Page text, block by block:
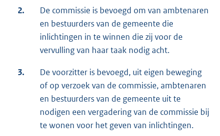
2.
De commissie is bevoegd om van ambtenaren
en bestuurders van de gemeente die
inlichtingen in te winnen die zij voor de
vervulling van haar taak nodig acht.
3.
De voorzitter is bevoegd, uit eigen beweging
of op verzoek van de commissie, ambtenaren
en bestuurders van de gemeente uit te
nodigen een vergadering van de commissie bij
te wonen voor het geven van inlichtingen.